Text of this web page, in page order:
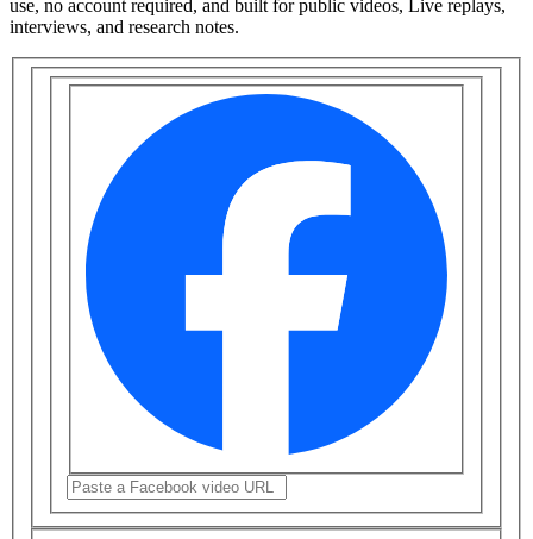
use, no account required, and built for public videos, Live replays,
interviews, and research notes.